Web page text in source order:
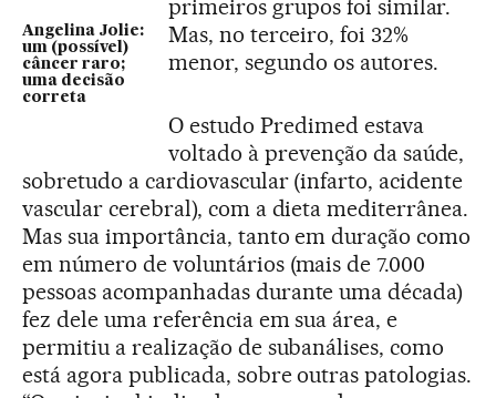
Angelina Jolie:
um (possível)
câncer raro;
uma decisão
correta
primeiros grupos foi similar.
Mas, no terceiro, foi 32%
menor, segundo os autores.
O estudo Predimed estava
voltado à prevenção da saúde,
sobretudo a cardiovascular (infarto, acidente
vascular cerebral), com a dieta mediterrânea.
Mas sua importância, tanto em duração como
em número de voluntários (mais de 7.000
pessoas acompanhadas durante uma década)
fez dele uma referência em sua área, e
permitiu a realização de subanálises, como
está agora publicada, sobre outras patologias.